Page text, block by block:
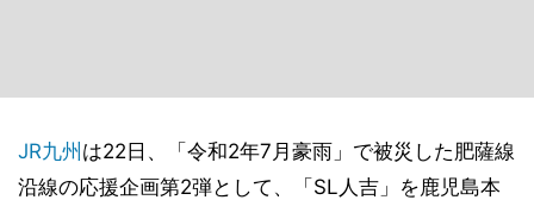
JR九州 は22日、「令和2年7月豪雨」で被災した肥薩線
沿線の応援企画第2弾として、「SL人吉」を鹿児島本